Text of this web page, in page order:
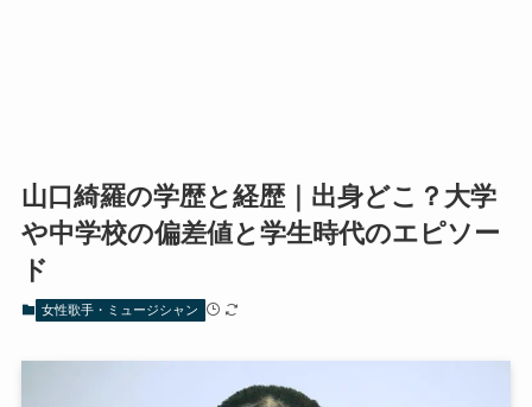
山口綺羅の学歴と経歴｜出身どこ？大学
や中学校の偏差値と学生時代のエピソー
ド
女性歌手・ミュージシャン